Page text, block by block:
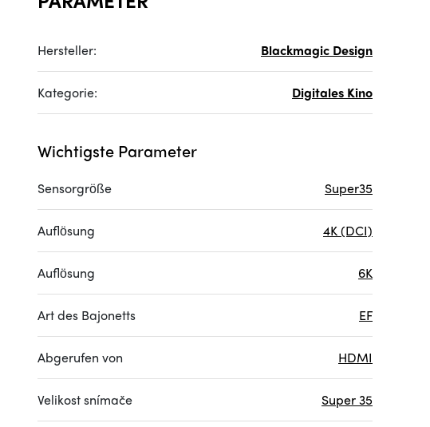
Hersteller: Blackmagic Design
Kategorie: Digitales Kino
Wichtigste Parameter
Sensorgröße Super35
Auflösung 4K (DCI)
Auflösung 6K
Art des Bajonetts EF
Abgerufen von HDMI
Velikost snímače Super 35